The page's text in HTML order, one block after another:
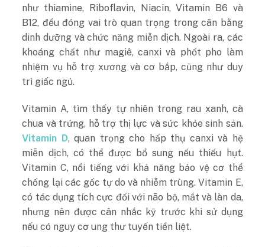
như thiamine, Riboflavin, Niacin, Vitamin B6 và
B12, đều đóng vai trò quan trọng trong cân bằng
dinh dưỡng và chức năng miễn dịch. Ngoài ra, các
khoáng chất như magiê, canxi và phốt pho làm
nhiệm vụ hỗ trợ xương và cơ bắp, cũng như duy
trì giấc ngủ.
Vitamin A, tìm thấy tự nhiên trong rau xanh, cà
chua và trứng, hỗ trợ thị lực và sức khỏe sinh sản.
Vitamin D, quan trọng cho hấp thụ canxi và hệ
miễn dịch, có thể được bổ sung nếu thiếu hụt.
Vitamin C, nổi tiếng với khả năng bảo vệ cơ thể
chống lại các gốc tự do và nhiễm trùng. Vitamin E,
có tác dụng tích cực đối với não bộ, mắt và làn da,
nhưng nên được cân nhắc kỹ trước khi sử dụng
nếu có nguy cơ ung thư tuyến tiền liệt.